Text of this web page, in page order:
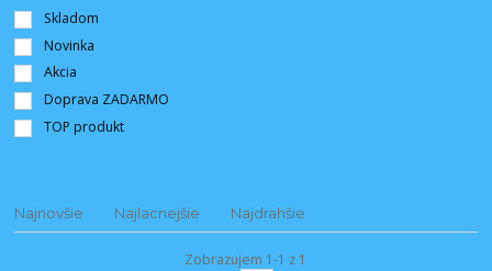
Skladom
Novinka
Akcia
Doprava ZADARMO
TOP produkt
Najnovšie Najlacnejšie Najdrahšie
Zobrazujem 1-1 z 1